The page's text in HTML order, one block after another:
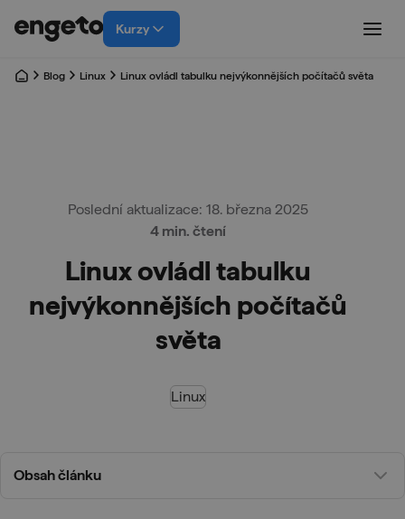
Kurzy
Blog Linux Linux ovládl tabulku nejvýkonnějších počítačů světa
Poslední aktualizace: 18. března 2025
4 min. čtení
Linux ovládl tabulku
nejvýkonnějších počítačů
světa
Linux
Obsah článku